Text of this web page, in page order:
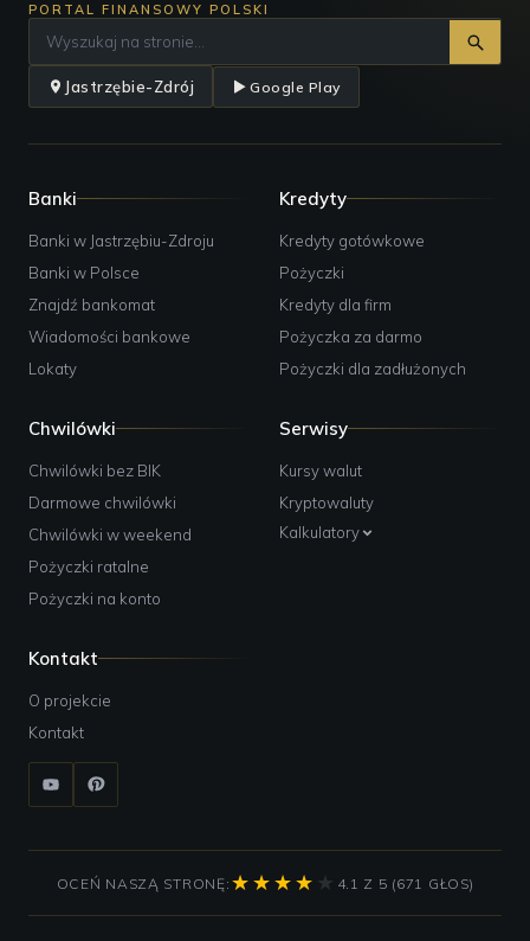
PORTAL FINANSOWY POLSKI
Jastrzębie-Zdrój Google Play
Banki
Banki w Jastrzębiu-Zdroju
Banki w Polsce
Znajdź bankomat
Wiadomości bankowe
Lokaty
Kredyty
Kredyty gotówkowe
Pożyczki
Kredyty dla firm
Pożyczka za darmo
Pożyczki dla zadłużonych
Chwilówki
Chwilówki bez BIK
Darmowe chwilówki
Chwilówki w weekend
Pożyczki ratalne
Pożyczki na konto
Serwisy
Kursy walut
Kryptowaluty
Kalkulatory
Kontakt
O projekcie
Kontakt
OCEŃ NASZĄ STRONĘ: 4.1 Z 5 (671 GŁOS)